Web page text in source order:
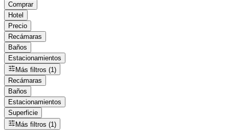
Comprar
Hotel
Precio
Recámaras
Baños
Estacionamientos
Más filtros (1)
Recámaras
Baños
Estacionamientos
Superficie
Más filtros (1)